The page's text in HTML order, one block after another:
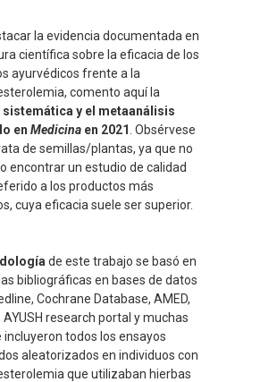
la evidencia documentada en
científica sobre la eficacia de los
ayurvédicos frente a la
comento aquí la
y el metaanálisis
en Medicina en 2021 . Obsérvese
de semillas/plantas, ya que no
encontrar un estudio de calidad
a los productos más
cuya eficacia suele ser superior.
de este trabajo se basó en
bibliográficas en bases de datos
Cochrane Database, AMED,
AYUSH research portal y muchas
incluyeron todos los ensayos
aleatorizados en individuos con
que utilizaban hierbas